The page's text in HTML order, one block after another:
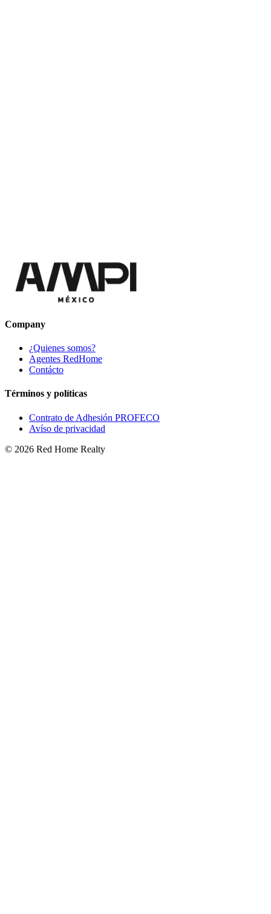
Company
¿Quienes somos?
Agentes RedHome
Contácto
Términos y políticas
Contrato de Adhesión PROFECO
Avíso de privacidad
© 2026 Red Home Realty